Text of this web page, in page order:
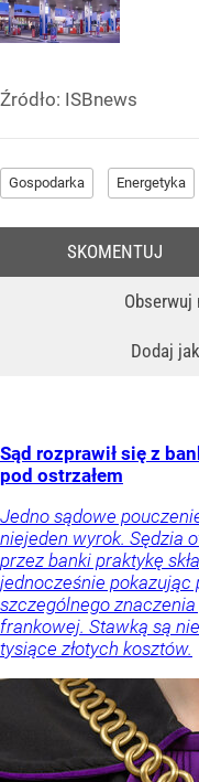
Źródło: ISBnews
Gospodarka Energetyka
Obserwuj
Dodaj
SKOMENTUJ
Sąd rozprawił się z
pod ostrzałem
Jedno sądowe
niejeden wyrok. Sędzia
przez banki praktykę
jednocześnie
szczególnego
frankowej. Stawką są
tysiące złotych kosztów.